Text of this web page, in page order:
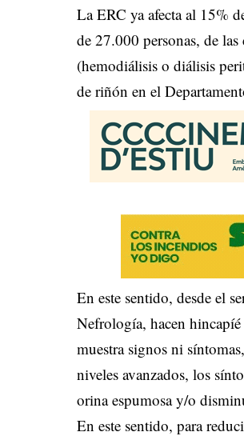
La ERC ya afecta al 15%
de 27.000 personas, de
(hemodiálisis o diálisis
de riñón en el
En este sentido, desde el
Nefrología, hacen
muestra signos ni
niveles avanzados, los
orina espumosa y/o
En este sentido, para